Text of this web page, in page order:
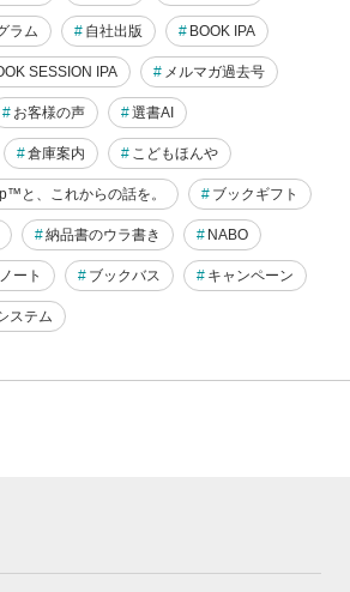
ラム 自社出版 BOOK IPA
SESSION IPA メルマガ過去号
お客様の声 選書AI
倉庫案内 こどもほんや
と、これからの話を。 ブックギフト
納品書のウラ書き NABO
ート ブックバス キャンペーン
ステム